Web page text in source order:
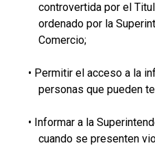
controvertida por el
ordenado por la
Comercio;
• Permitir el acceso a la
personas que pueden
• Informar a la
cuando se presenten